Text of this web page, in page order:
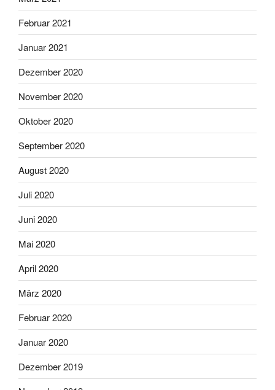
Februar 2021
Januar 2021
Dezember 2020
November 2020
Oktober 2020
September 2020
August 2020
Juli 2020
Juni 2020
Mai 2020
April 2020
März 2020
Februar 2020
Januar 2020
Dezember 2019